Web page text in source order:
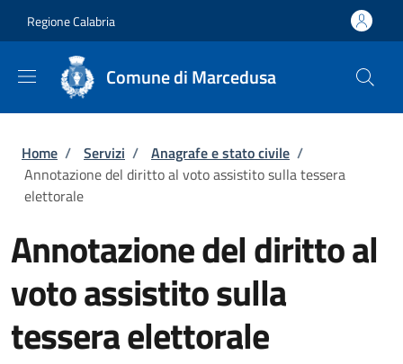
Regione Calabria
Comune di Marcedusa
Briciole di pane
Home / Servizi / Anagrafe e stato civile /
Annotazione del diritto al voto assistito sulla tessera
elettorale
Annotazione del diritto al
voto assistito sulla
tessera elettorale